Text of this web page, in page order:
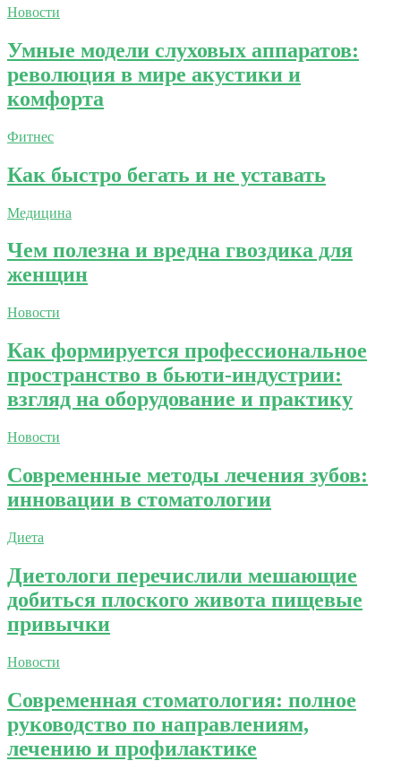
Новости
Умные модели слуховых аппаратов:
революция в мире акустики и
комфорта
Фитнес
Как быстро бегать и не уставать
Медицина
Чем полезна и вредна гвоздика для
женщин
Новости
Как формируется профессиональное
пространство в бьюти-индустрии:
взгляд на оборудование и практику
Новости
Современные методы лечения зубов:
инновации в стоматологии
Диета
Диетологи перечислили мешающие
добиться плоского живота пищевые
привычки
Новости
Современная стоматология: полное
руководство по направлениям,
лечению и профилактике